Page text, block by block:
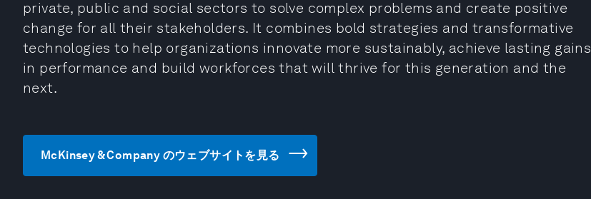
private, public and social sectors to solve complex problems and create positive
change for all their stakeholders. It combines bold strategies and transformative
technologies to help organizations innovate more sustainably, achieve lasting gains
in performance and build workforces that will thrive for this generation and the
next.
McKinsey & Company のウェブサイトを見る